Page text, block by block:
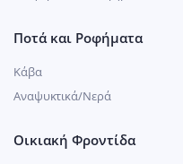
Ποτά και Ροφήματα
Κάβα
Αναψυκτικά/Νερά
Οικιακή Φροντίδα